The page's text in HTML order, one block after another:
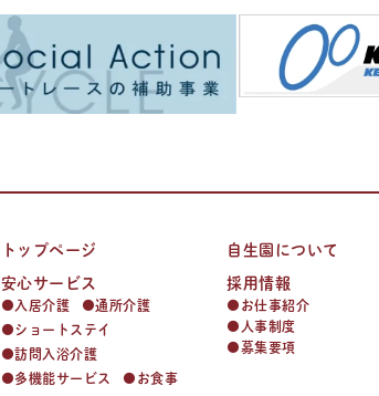
トップページ
安心サービス
入居介護
通所介護
ショートステイ
訪問入浴介護
多機能サービス
お食事
自生園について
採用情報
お仕事紹介
人事制度
募集要項